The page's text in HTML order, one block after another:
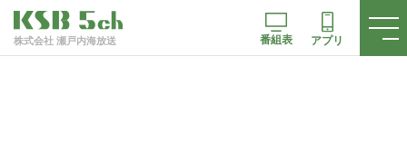
株式会社 瀬戸内海放送 番組表 アプリ